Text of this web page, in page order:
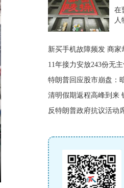
在
人
新买手机故障频发 商家
11年接力安放243份无
特朗普回应股市崩盘：
清明假期返程高峰到来
反特朗普政府抗议活动